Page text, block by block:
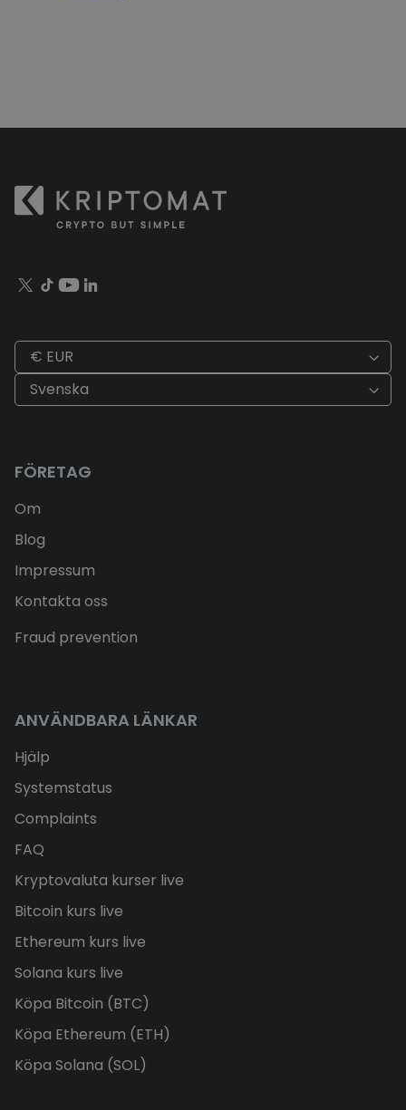
€ EUR
Svenska
FÖRETAG
Om
Blog
Impressum
Kontakta oss
Fraud prevention
ANVÄNDBARA LÄNKAR
Hjälp
Systemstatus
Complaints
FAQ
Kryptovaluta kurser live
Bitcoin kurs live
Ethereum kurs live
Solana kurs live
Köpa Bitcoin (BTC)
Köpa Ethereum (ETH)
Köpa Solana (SOL)